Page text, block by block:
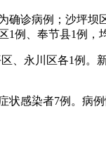
诊病例；沙坪坝
例、奉节县1例，
、永川区各1例。
状感染者7例。病